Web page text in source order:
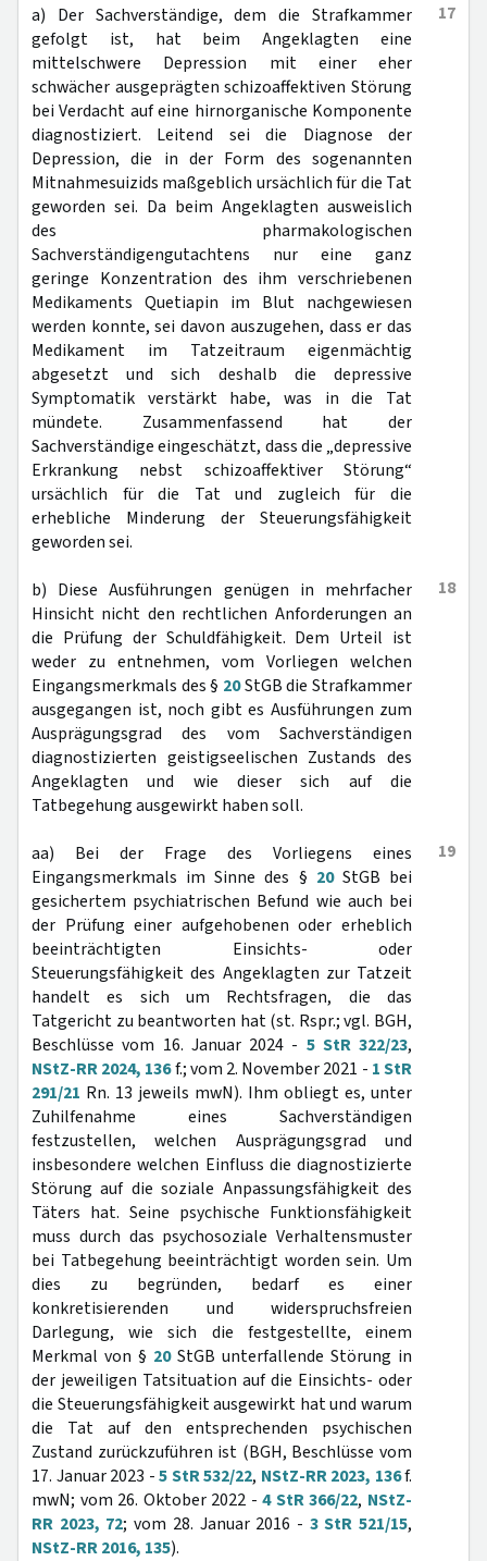
17
a) Der Sachverständige, dem die Strafkammer
gefolgt ist, hat beim Angeklagten eine
mittelschwere Depression mit einer eher
schwächer ausgeprägten schizoaffektiven Störung
bei Verdacht auf eine hirnorganische Komponente
diagnostiziert. Leitend sei die Diagnose der
Depression, die in der Form des sogenannten
Mitnahmesuizids maßgeblich ursächlich für die Tat
geworden sei. Da beim Angeklagten ausweislich
des pharmakologischen
Sachverständigengutachtens nur eine ganz
geringe Konzentration des ihm verschriebenen
Medikaments Quetiapin im Blut nachgewiesen
werden konnte, sei davon auszugehen, dass er das
Medikament im Tatzeitraum eigenmächtig
abgesetzt und sich deshalb die depressive
Symptomatik verstärkt habe, was in die Tat
mündete. Zusammenfassend hat der
Sachverständige eingeschätzt, dass die „depressive
Erkrankung nebst schizoaffektiver Störung“
ursächlich für die Tat und zugleich für die
erhebliche Minderung der Steuerungsfähigkeit
geworden sei.
18
b) Diese Ausführungen genügen in mehrfacher
Hinsicht nicht den rechtlichen Anforderungen an
die Prüfung der Schuldfähigkeit. Dem Urteil ist
weder zu entnehmen, vom Vorliegen welchen
Eingangsmerkmals des § 20StGB die Strafkammer
ausgegangen ist, noch gibt es Ausführungen zum
Ausprägungsgrad des vom Sachverständigen
diagnostizierten geistigseelischen Zustands des
Angeklagten und wie dieser sich auf die
Tatbegehung ausgewirkt haben soll.
19
aa) Bei der Frage des Vorliegens eines
Eingangsmerkmals im Sinne des § 20StGB bei
gesichertem psychiatrischen Befund wie auch bei
der Prüfung einer aufgehobenen oder erheblich
beeinträchtigten Einsichts- oder
Steuerungsfähigkeit des Angeklagten zur Tatzeit
handelt es sich um Rechtsfragen, die das
Tatgericht zu beantworten hat (st. Rspr.; vgl. BGH,
Beschlüsse vom 16. Januar 2024 - 5 StR 322/23,
NStZ-RR 2024, 136f.; vom 2. November 2021 - 1 StR
291/21 Rn. 13 jeweils mwN). Ihm obliegt es, unter
Zuhilfenahme eines Sachverständigen
festzustellen, welchen Ausprägungsgrad und
insbesondere welchen Einfluss die diagnostizierte
Störung auf die soziale Anpassungsfähigkeit des
Täters hat. Seine psychische Funktionsfähigkeit
muss durch das psychosoziale Verhaltensmuster
bei Tatbegehung beeinträchtigt worden sein. Um
dies zu begründen, bedarf es einer
konkretisierenden und widerspruchsfreien
Darlegung, wie sich die festgestellte, einem
Merkmal von § 20StGB unterfallende Störung in
der jeweiligen Tatsituation auf die Einsichts- oder
die Steuerungsfähigkeit ausgewirkt hat und warum
die Tat auf den entsprechenden psychischen
Zustand zurückzuführen ist (BGH, Beschlüsse vom
17. Januar 2023 -5 StR 532/22, NStZ-RR 2023, 136f.
mwN; vom 26. Oktober 2022 -4 StR 366/22, NStZ-
RR 2023, 72; vom 28. Januar 2016 - 3 StR 521/15,
NStZ-RR 2016, 135).